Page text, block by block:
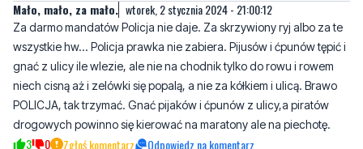
Mało, mało, za mało. wtorek, 2 stycznia 2024 - 21:00:12
Za darmo mandatów Policja nie daje. Za skrzywiony ryj albo za te
wszystkie hw... Policja prawka nie zabiera. Pijusów i ćpunów tępić i
gnać z ulicy ile wlezie, ale nie na chodnik tylko do rowu i rowem
niech cisną aż i zelówki się popalą, a nie za kółkiem i ulicą. Brawo
POLICJA, tak trzymać. Gnać pijaków i ćpunów z ulicy,a piratów
drogowych powinno się kierować na maratony ale na piechotę.
3 0 Zgłoś komentarz Odpowiedz na komentarz